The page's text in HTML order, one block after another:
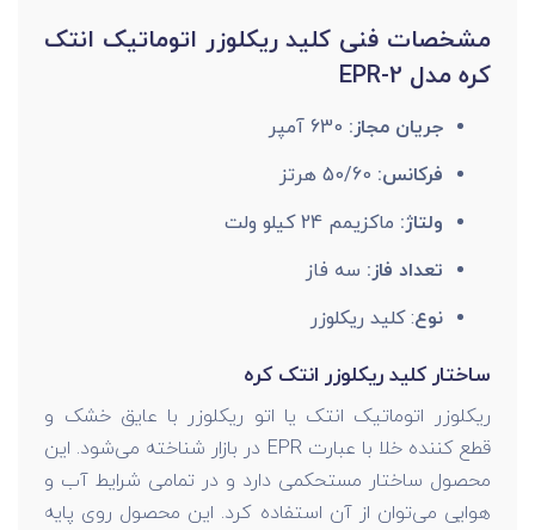
مشخصات فنی کلید ریکلوزر اتوماتیک انتک
کره مدل EPR-2
جریان مجاز: 630 آمپر
فرکانس: 50/60 هرتز
ولتاژ: ماکزیمم 24 کیلو ولت
تعداد فاز: سه فاز
نوع: کلید ریکلوزر
ساختار کلید ریکلوزر انتک کره
ریکلوزر اتوماتیک انتک یا اتو ریکلوزر با عایق خشک و
قطع کننده خلا با عبارت EPR در بازار شناخته می‌شود. این
محصول ساختار مستحکمی دارد و در تمامی شرایط آب و
هوایی می‌توان از آن استفاده کرد. این محصول روی پایه